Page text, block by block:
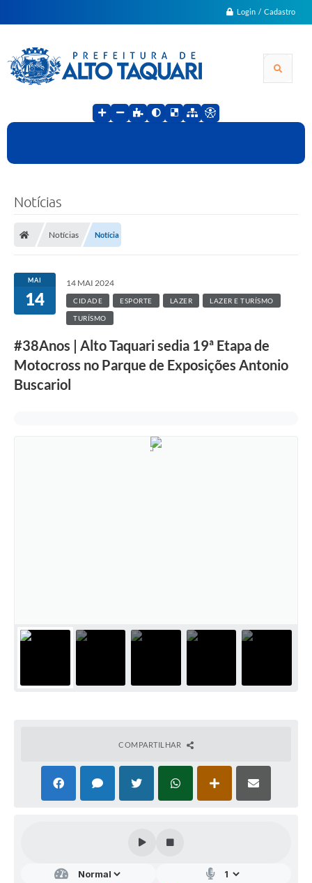
Login / Cadastro
Notícias
Notícias Notícia
MAI
14
14 MAI 2024
CIDADE ESPORTE LAZER LAZER E TURÍSMO
TURÍSMO
#38Anos | Alto Taquari sedia 19ª Etapa de
Motocross no Parque de Exposições Antonio
Buscariol
COMPARTILHAR